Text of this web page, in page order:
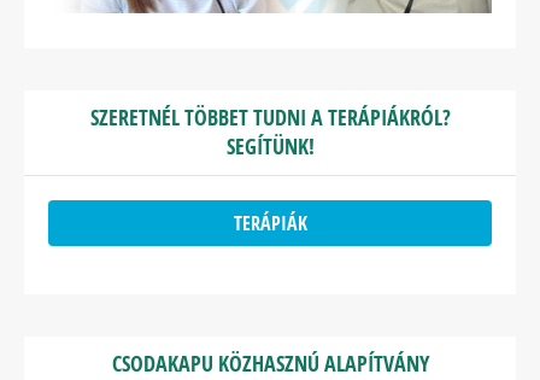
SZERETNÉL TÖBBET TUDNI A TERÁPIÁKRÓL?
SEGÍTÜNK!
TERÁPIÁK
CSODAKAPU KÖZHASZNÚ ALAPÍTVÁNY